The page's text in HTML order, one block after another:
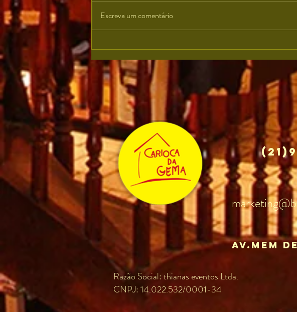
Aldir Blanc é
carioca da
gema
Escreva um comentário
av.mem
Razão Social: thianas eventos Ltda.
CNPJ: 14.022.532/0001-34